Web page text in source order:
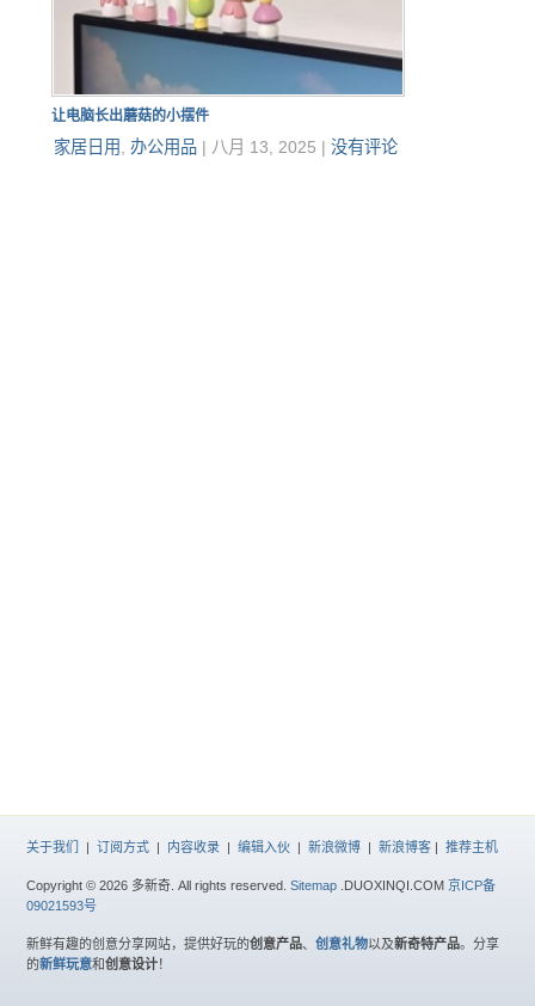
让电脑长出蘑菇的小摆件
家居日用, 办公用品| 八月 13, 2025 | 没有评论
关于我们 |订阅方式 内容收录 |编辑入伙 |新浪微博 |新浪博客 |推荐主机
Copyright © 2026 多新奇. All rights reserved.Sitemap .DUOXINQI.COM 京ICP备
09021593号
新鲜有趣的创意分享网站，提供好玩的创意产品、创意礼物以及新奇特产品。分享
的新鲜玩意和创意设计！